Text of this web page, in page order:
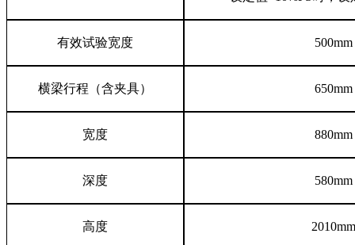
有效试验宽度 500mm
横梁行程（含夹具） 650mm
宽度 880mm
深度 580mm
高度 2010mm